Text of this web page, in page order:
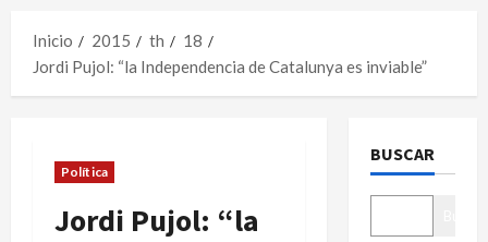
Inicio
2015 th
18
Jordi Pujol: “la Independencia de Catalunya es inviable”
Política
Jordi Pujol: “la
BUSCAR